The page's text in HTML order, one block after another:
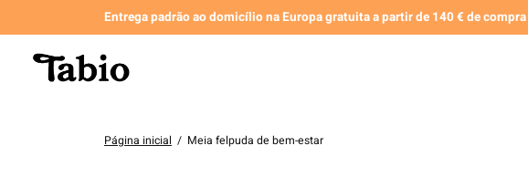
Entrega padrão ao domicílio na Europa gratuita a partir de 140 € de compra
Página inicial / Meia felpuda de bem-estar